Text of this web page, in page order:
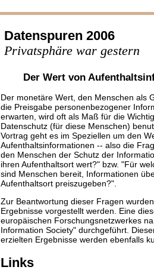
Datenspuren 2006
Privatsphäre war gestern
Der Wert von
Der monetäre Wert, den Menschen als
die Preisgabe personenbezogener
erwarten, wird oft als Maß für die
Datenschutz (für diese Menschen)
Vortrag geht es im Speziellen um den
Aufenthaltsinformationen -- also die
den Menschen der Schutz der
ihren Aufenthaltsort wert?" bzw. "Für
sind Menschen bereit, Informationen
Aufenthaltsort preiszugeben?".
Zur Beantwortung dieser Fragen
Ergebnisse vorgestellt werden. Eine
europäischen Forschungsnetzwerkes
Information Society" durchgeführt.
erzielten Ergebnisse werden ebenfalls
Links